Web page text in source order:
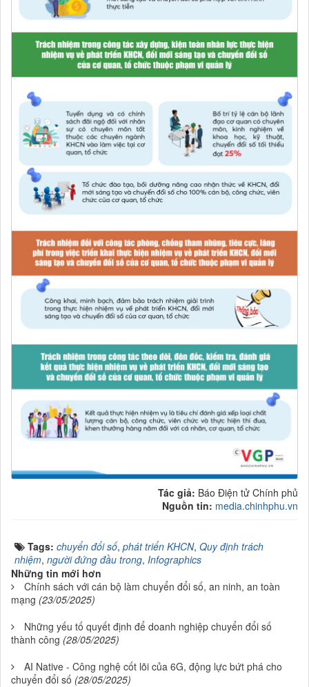
Tác giả: Báo Điện tử Chính phủ
Nguồn tin: media.chinhphu.vn
Tags: chuyển đổi số, phát triển KHCN, Quy định trách
nhiệm, người đứng đầu trong, Infographics
Những tin mới hơn
Chính sách với cán bộ làm chuyển đổi số, an ninh, an toàn
mạng (23/05/2025)
Những yếu tố quyết định để doanh nghiệp chuyển đổi số
thành công (28/05/2025)
AI Native - Công nghệ cốt lõi của 6G, động lực bứt phá cho
chuyển đổi số (28/05/2025)